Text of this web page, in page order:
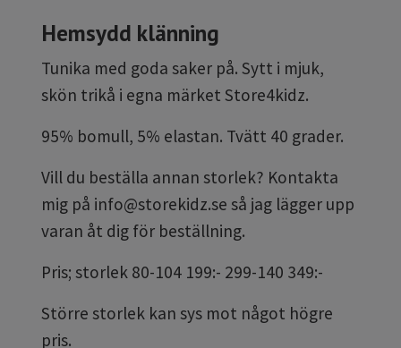
Hemsydd klänning
Tunika med goda saker på. Sytt i mjuk,
skön trikå i egna märket Store4kidz.
95% bomull, 5% elastan. Tvätt 40 grader.
Vill du beställa annan storlek? Kontakta
mig på info@storekidz.se så jag lägger upp
varan åt dig för beställning.
Pris; storlek 80-104 199:- 299-140 349:-
Större storlek kan sys mot något högre
pris.